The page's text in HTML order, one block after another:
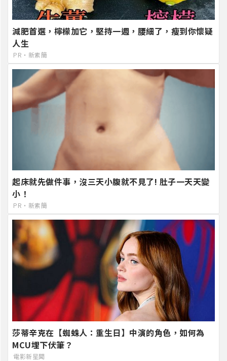
減肥首選，檸檬加它，堅持一週，腰細了，瘦到你懷疑
人生
PR・新素簡
起床就先做件事，沒三天小腹就不見了! 肚子一天天變
小！
PR・新素簡
莎蒂辛克在【蜘蛛人：重生日】中演的角色，如何為
MCU埋下伏筆？
電影新星聞